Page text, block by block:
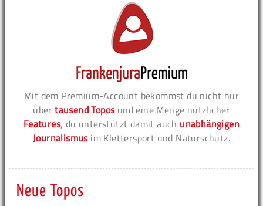
Mit dem Premium-Account bekommst du nicht nur
übertausend Toposund eine Menge nützlicher
Features, du unterstützt damit auch unabhängigen
Journalismusim Klettersport und Naturschutz.
Neue Topos